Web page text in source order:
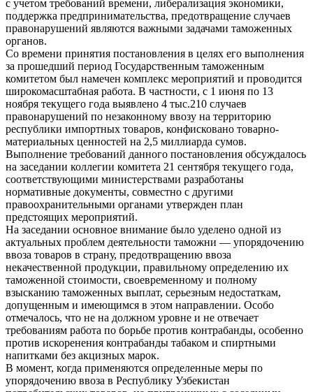
с учетом требований времени, либерализация экономики,
поддержка предпринимательства, предотвращение случаев
правонарушений являются важными задачами таможенных
органов.
Со времени принятия постановления в целях его выполнения
за прошедший период Государственным таможенным
комитетом был намечен комплекс мероприятий и проводится
широкомасштабная работа. В частности, с 1 июня по 13
ноября текущего года выявлено 4 тыс.210 случаев
правонарушений по незаконному ввозу на территорию
республики импортных товаров, конфисковано товарно-
материальных ценностей на 2,5 миллиарда сумов.
Выполнение требований данного постановления обсуждалось
на заседании коллегии комитета 21 сентября текущего года,
соответствующими министерствами разработаны
нормативные документы, совместно с другими
правоохранительными органами утвержден план
предстоящих мероприятий.
На заседании основное внимание было уделено одной из
актуальных проблем деятельности таможни — упорядочению
ввоза товаров в страну, предотвращению ввоза
некачественной продукции, правильному определению их
таможенной стоимости, своевременному и полному
взысканию таможенных выплат, серьезным недостаткам,
допущенным и имеющимся в этом направлении. Особо
отмечалось, что не на должном уровне и не отвечает
требованиям работа по борьбе против контрабанды, особенно
против искоренения контрабанды табаком и спиртными
напитками без акцизных марок.
В момент, когда применяются определенные меры по
упорядочению ввоза в Республику Узбекистан